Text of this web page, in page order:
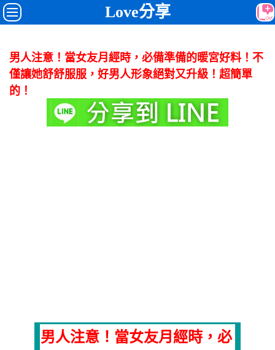
Love分享
男人注意！當女友月經時，必備準備的暖宮好料！不
僅讓她舒舒服服，好男人形象絕對又升級！超簡單
的！
男人注意！當女友月經時，必